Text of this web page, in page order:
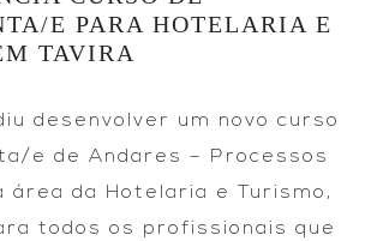
E PARA HOTELARIA E
TAVIRA
desenvolver um novo curso
e de Andares – Processos
área da Hotelaria e Turismo,
todos os profissionais que